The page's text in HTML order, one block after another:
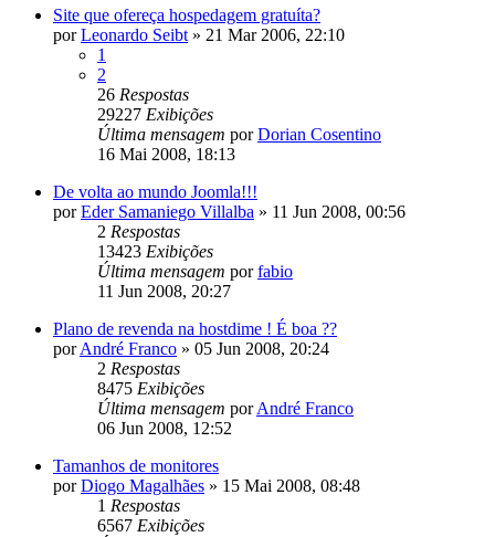
Site que ofereça hospedagem gratuíta?
porLeonardo Seibt » 21 Mar 2006, 22:10
1
2
26 Respostas
29227 Exibições
Última mensagem porDorian Cosentino
16 Mai 2008, 18:13
De volta ao mundo Joomla!!!
porEder Samaniego Villalba » 11 Jun 2008, 00:56
2 Respostas
13423 Exibições
Última mensagem porfabio
11 Jun 2008, 20:27
Plano de revenda na hostdime ! É boa ??
porAndré Franco » 05 Jun 2008, 20:24
2 Respostas
8475 Exibições
Última mensagem porAndré Franco
06 Jun 2008, 12:52
Tamanhos de monitores
porDiogo Magalhães » 15 Mai 2008, 08:48
1 Respostas
6567 Exibições